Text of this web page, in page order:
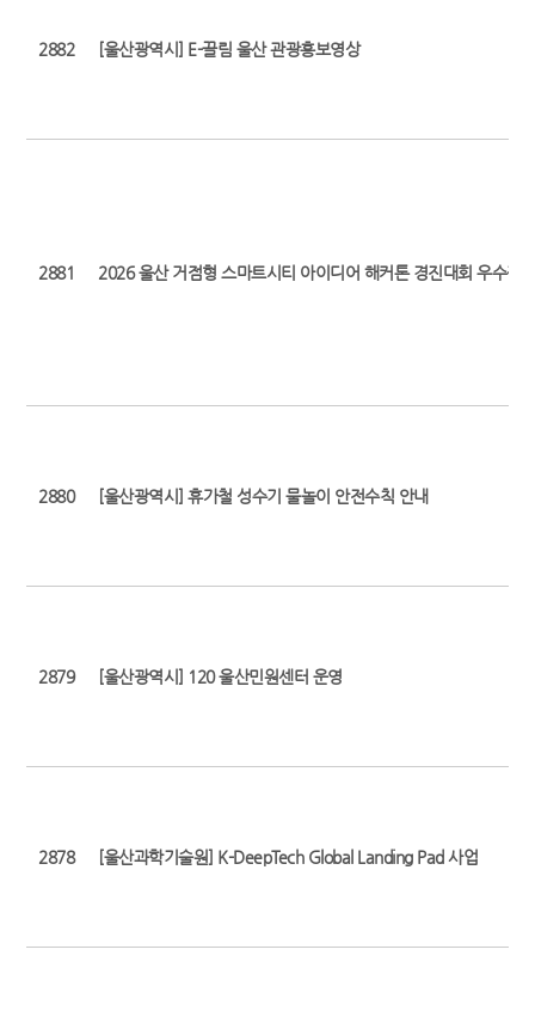
2882 [울산광역시] E-끌림 울산 관광홍보영상
2881 2026 울산 거점형 스마트시티 아이디어 해커톤 경진대회 우수작
2880 [울산광역시] 휴가철 성수기 물놀이 안전수칙 안내
2879 [울산광역시] 120 울산민원센터 운영
2878 [울산과학기술원] K-DeepTech Global Landing Pad 사업